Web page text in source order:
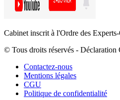
Cabinet inscrit à l'Ordre des
© Tous droits réservés -
Contactez-nous
Mentions légales
CGU
Politique de confidentialité